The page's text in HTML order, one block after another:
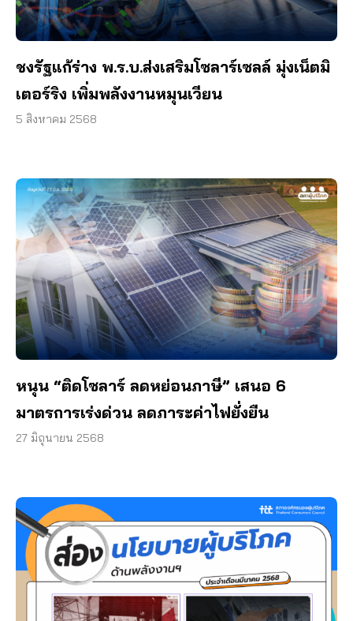
ชงรัฐแก้ร่าง พ.ร.บ.ส่งเสริมโซลาร์เซลล์ มุ่งเน็ตมิ
เตอร์ริง เพิ่มพลังงานหมุนเวียน
5 สิงหาคม 2568
หนุน “ติดโซลาร์ ลดหย่อนภาษี” เสนอ 6
มาตรการเร่งด่วน ลดภาระค่าไฟยั่งยืน
27 มิถุนายน 2568